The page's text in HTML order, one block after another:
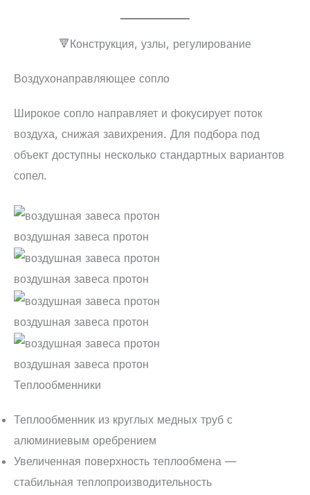
🔻Конструкция, узлы, регулирование
Воздухонаправляющее сопло
Широкое сопло направляет и фокусирует поток
воздуха, снижая завихрения. Для подбора под
объект доступны несколько стандартных вариантов
сопел.
воздушная завеса протон
воздушная завеса протон
воздушная завеса протон
воздушная завеса протон
Теплообменники
Теплообменник из круглых медных труб с
алюминиевым оребрением
Увеличенная поверхность теплообмена —
стабильная теплопроизводительность